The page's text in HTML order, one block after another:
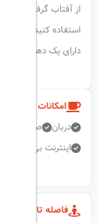
از آفتاب گرفتن در
دارای یک دهلیز با
امکانات و خدمات
دربان
صندوق
اینترنت بی سیم
فاصله تا مکان